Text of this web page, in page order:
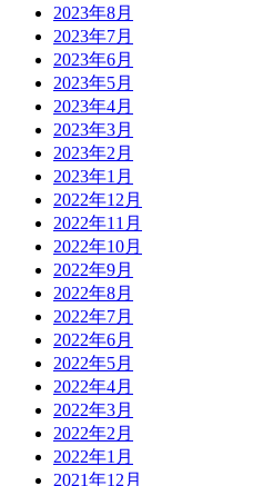
2023年8月
2023年7月
2023年6月
2023年5月
2023年4月
2023年3月
2023年2月
2023年1月
2022年12月
2022年11月
2022年10月
2022年9月
2022年8月
2022年7月
2022年6月
2022年5月
2022年4月
2022年3月
2022年2月
2022年1月
2021年12月